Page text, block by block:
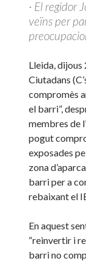
∙ El regidor
veïns per
Lleida,
Ciutadans
compromès
el barri”,
membres de
pogut
exposades
zona
barri per a
rebaixant el
En aquest
“reinvertir i
barri no